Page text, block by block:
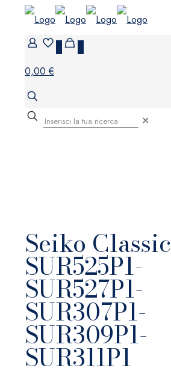
0,00 €
✕
Seiko Classic
SUR525P1-
SUR527P1-
SUR307P1-
SUR309P1-
SUR311P1